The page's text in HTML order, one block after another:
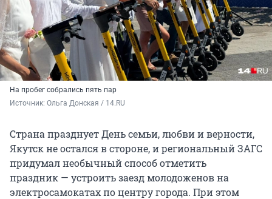
На пробег собрались пять пар
Источник: Ольга Донская / 14.RU
Страна празднует День семьи, любви и верности,
Якутск не остался в стороне, и региональный ЗАГС
придумал необычный способ отметить
праздник — устроить заезд молодоженов на
электросамокатах по центру города. При этом